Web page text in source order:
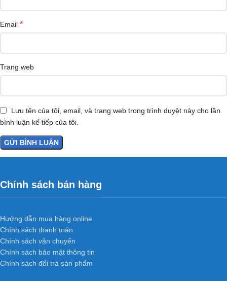
Email *
Trang web
Lưu tên của tôi, email, và trang web trong trình duyệt này cho lần
bình luận kế tiếp của tôi.
Chính sách bán hàng
Hướng dẫn mua hàng online
Chính sách thanh toán
Chính sách vận chuyển
Chính sách bảo mật thông tin
Chính sách đổi trả sản phẩm